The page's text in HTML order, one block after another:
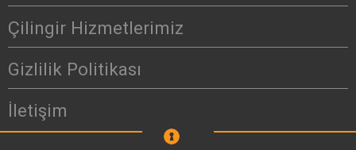
Çilingir Hizmetlerimiz
Gizlilik Politikası
İletişim